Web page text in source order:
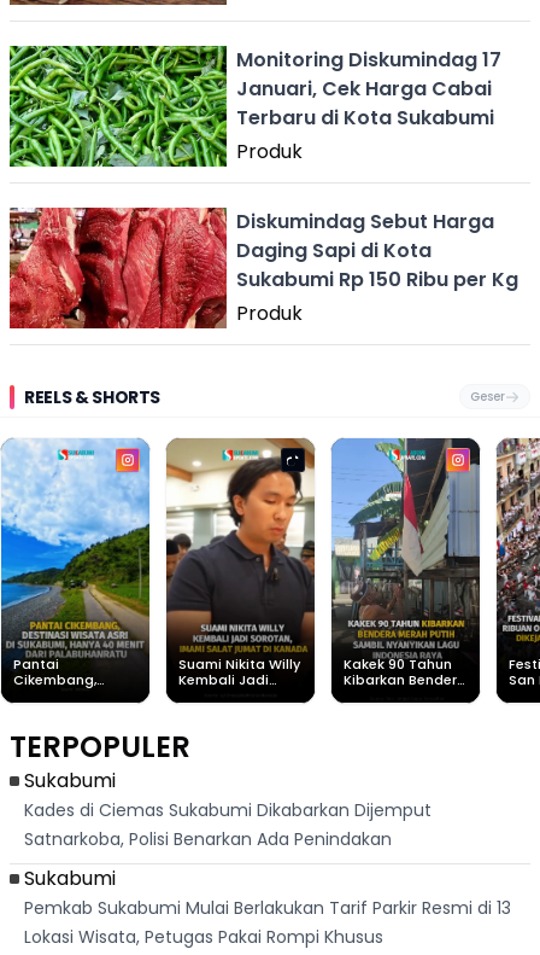
Monitoring Diskumindag 17
Januari, Cek Harga Cabai
Terbaru di Kota Sukabumi
Produk
Diskumindag Sebut Harga
Daging Sapi di Kota
Sukabumi Rp 150 Ribu per Kg
Produk
REELS & SHORTS Geser
Pantai
Cikembang,
Dari
Palabuhanratu
Suami Nikita Willy
Kembali Jadi
Kakek 90 Tahun
Kibarkan Bendera
San
TERPOPULER
Sukabumi
Kades di Ciemas Sukabumi Dikabarkan Dijemput
Satnarkoba, Polisi Benarkan Ada Penindakan
Sukabumi
Pemkab Sukabumi Mulai Berlakukan Tarif Parkir Resmi di 13
Lokasi Wisata, Petugas Pakai Rompi Khusus